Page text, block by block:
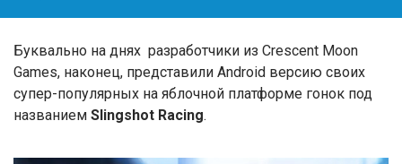
Буквально на днях разработчики из Crescent Moon
Games, наконец, представили Android версию своих
супер-популярных на яблочной платформе гонок под
названием Slingshot Racing.